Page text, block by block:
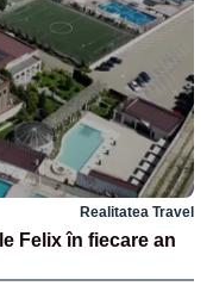
Realitatea Travel
Felix în fiecare an